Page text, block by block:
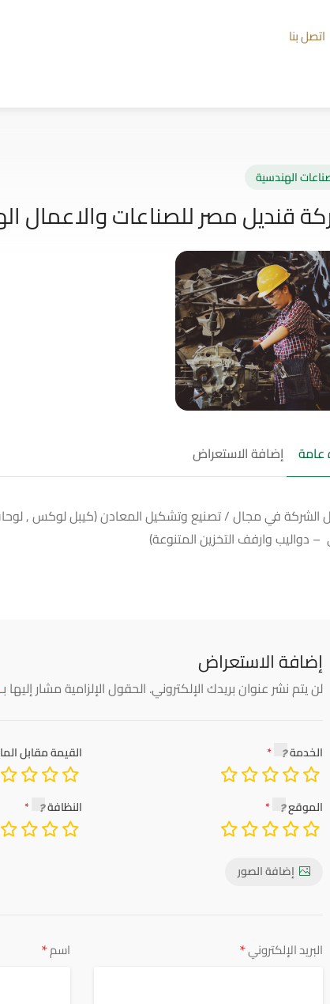
اتصل بنا
الهندسية
قنديل مصر للصناعات والاعمال
عامة إضافة الاستعراض
الشركة في مجال / تصنيع وتشكيل المعادن (كيبل لوكس ,
– دواليب وارفف التخزين المتنوعة)
إضافة الاستعراض
لن يتم نشر عنوان بريدك الإلكتروني. الحقول الإلزامية مشار إليها
الخدمة القيمة مقابل
الموقع النظافة
إضافة الصور
اسم* البريد الإلكتروني*